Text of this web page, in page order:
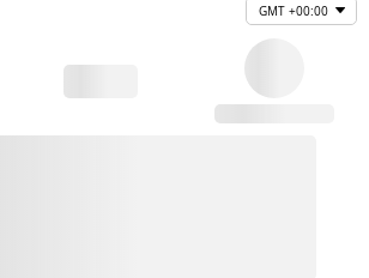
GMT +00:00